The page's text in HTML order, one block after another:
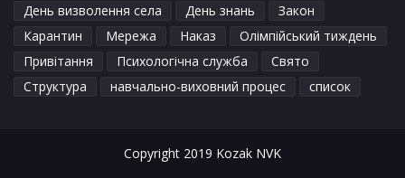
День визволення села
День знань
Закон
Карантин
Мережа Наказ
Олімпійський тиждень
Привітання
Психологічна служба
Свято
Структура
навчально-виховний процес список
Copyright 2019 Kozak NVK